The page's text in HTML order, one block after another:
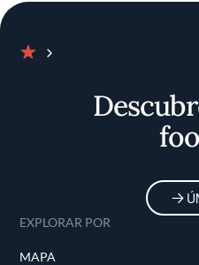
EXPLORAR POR
MAPA